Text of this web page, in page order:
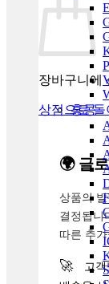
장바구니에
상점으로 돌
🌍 글
상품의
결정됩니
따른 추
🚀
고
홍콩